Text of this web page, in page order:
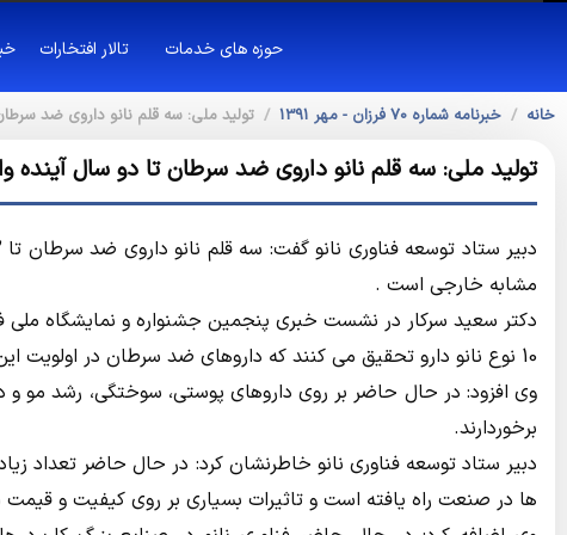
حوزه های خدمات تالار افتخارات
خانه خبرنامه شماره 70 فرزان - مهر 1391 تولید ملی: سه قلم نانو داروی ضد
تولید ملی: سه قلم نانو داروی ضد سرطان تا دو سال آینده
مشابه خارجی است .
‌دکتر سعید سرکار در نشست خبری پنجمین جشنواره و نمایشگاه
10 نوع نانو دارو تحقیق می کنند که داروهای ضد سرطان در اولویت این تحقیقات قرار دارد.
وی افزود: در حال حاضر بر روی داروهای پوستی، سوختگی، رشد مو و
برخوردارند.
دبیر ستاد توسعه فناوری نانو خاطرنشان کرد: در حال حاضر تعداد
ها در صنعت راه یافته است و تاثیرات بسیاری بر روی کیفیت و